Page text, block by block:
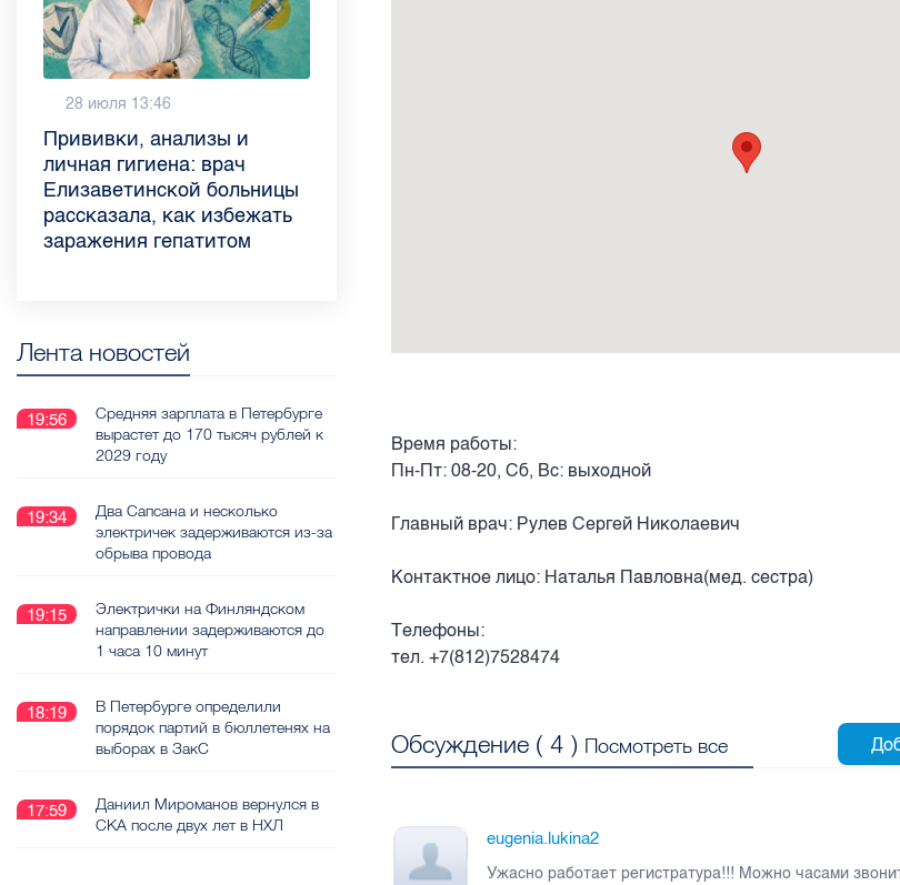
Время работы:
Пн-Пт: 08-20, Сб, Вс: выходной
Главный врач: Рулев Сергей Николаевич
Контактное лицо: Наталья Павловна(мед. сестра)
Телефоны:
тел. +7(812)7528474
Обсуждение (4 ) Посмотреть все
eugenia.lukina2
Ужасно работает регистратура!!! Можно часами
Вчера 9:02
Piter.TV находится в
ТОП-10 рейтинга самых
цитируемых СМИ
Петербурга и Ленобласти
во II квартале 2026 года
28 июля 13:46
Прививки, анализы и
личная гигиена: врач
Елизаветинской больницы
рассказала, как избежать
заражения гепатитом
Лента новостей
19:56
Средняя зарплата в Петербурге
вырастет до 170 тысяч рублей к
2029 году
19:34
Два Сапсана и несколько
электричек задерживаются из-за
обрыва провода
19:15
Электрички на Финляндском
направлении задерживаются до
1 часа 10 минут
18:19
В Петербурге определили
порядок партий в бюллетенях на
выборах в ЗакС
17:59
Даниил Мироманов вернулся в
СКА после двух лет в НХЛ